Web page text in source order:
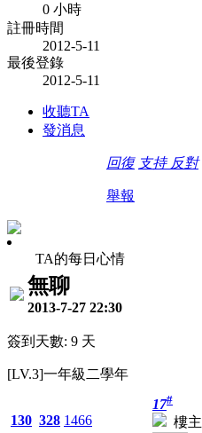
0 小時
註冊時間
2012-5-11
最後登錄
2012-5-11
收聽TA
發消息
回復 支持 反對
舉報
TA的每日心情
無聊
2013-7-27 22:30
簽到天數: 9 天
[LV.3]一年級二學年
130 328 1466
17#
樓主